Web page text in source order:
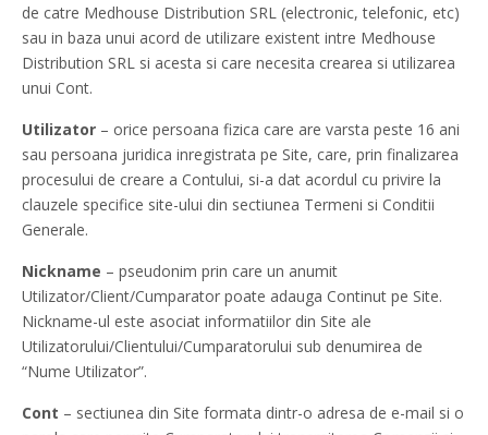
de catre Medhouse Distribution SRL (electronic, telefonic, etc)
sau in baza unui acord de utilizare existent intre Medhouse
Distribution SRL si acesta si care necesita crearea si utilizarea
unui Cont.
Utilizator – orice persoana fizica care are varsta peste 16 ani
sau persoana juridica inregistrata pe Site, care, prin finalizarea
procesului de creare a Contului, si-a dat acordul cu privire la
clauzele specifice site-ului din sectiunea Termeni si Conditii
Generale.
Nickname – pseudonim prin care un anumit
Utilizator/Client/Cumparator poate adauga Continut pe Site.
Nickname-ul este asociat informatiilor din Site ale
Utilizatorului/Clientului/Cumparatorului sub denumirea de
“Nume Utilizator”.
Cont – sectiunea din Site formata dintr-o adresa de e-mail si o